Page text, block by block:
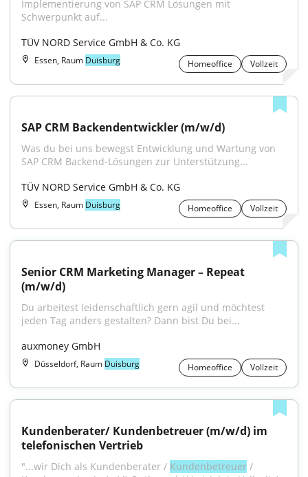
Implementierung von SAP CRM Lösungen mit
Schwerpunkt auf...
TÜV NORD Service GmbH & Co. KG
Essen, Raum Duisburg Homeoffice Vollzeit
SAP CRM Backendentwickler (m/w/d)
Was du bei uns bewegst Entwicklung und Wartung von
SAP CRM Backend-Lösungen zur Unterstützung...
TÜV NORD Service GmbH & Co. KG
Essen, Raum Duisburg Homeoffice Vollzeit
Senior CRM Marketing Manager – Repeat
(m/w/d)
Du arbeitest leidenschaftlich gern agil und möchtest
jeden Tag anders gestalten? Dann bist Du bei...
auxmoney GmbH
Düsseldorf, Raum Duisburg Homeoffice Vollzeit
Kundenberater/ Kundenbetreuer (m/w/d) im
telefonischen Vertrieb
"...wir Dich als Kundenberater / Kundenbetreuer /